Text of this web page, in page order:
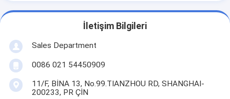
İletişim Bilgileri
Sales Department
0086 021 54450909
11/F, BİNA 13, No.99.TIANZHOU RD, SHANGHAI-
200233, PR ÇİN